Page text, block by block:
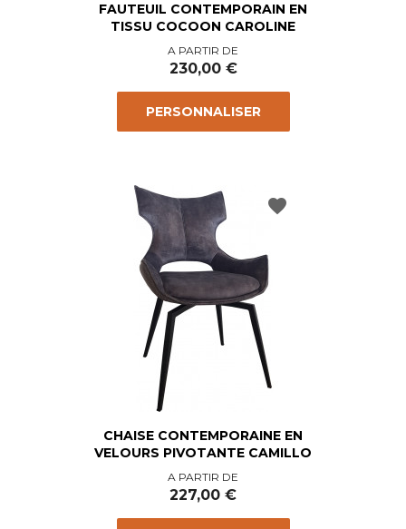
FAUTEUIL CONTEMPORAIN EN
TISSU COCOON CAROLINE
Prix
A PARTIR DE
230,00 €
PERSONNALISER
CHAISE CONTEMPORAINE EN
VELOURS PIVOTANTE CAMILLO
Prix
A PARTIR DE
227,00 €
favorite